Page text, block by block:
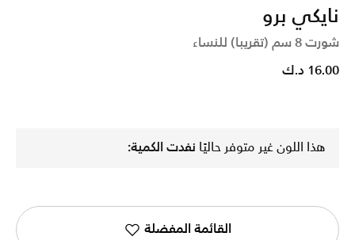
نايكي برو
شورت 8 سم (تقريبا) للنساء
16.00 د.ك
هذا اللون غير متوفر حاليًا نفدت الكمية:
القائمة المفضلة